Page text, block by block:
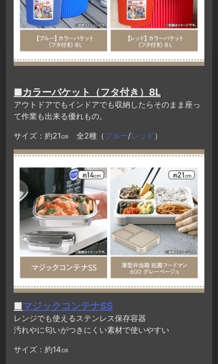
■カラーバケット（フタ付き）8L
アウトドアでもインドアでも収納したらそのまま座っ
て作業も出来る優れもの。
サイズ：約21㎝ 全2種（ブルー/レッド ）
■マジックコンテナSS
レンジでも使えるステンレス保存容器
汚れやに匂いがつきにくい素材で使いやすい
サイズ：約14㎝